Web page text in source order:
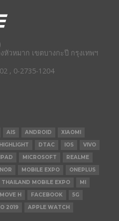
วหมาก เขตบางกะปี กรุงเทพฯ
, 0-2735-1204
AIS ANDROID
XIAOMI
HIGHLIGHT DTAC IOS
VIVO
IPAD MICROSOFT
REALME
MOBILE EXPO
ONEPLUS
THAILAND MOBILE EXPO
MI
H FACEBOOK
5G
2019
APPLE WATCH